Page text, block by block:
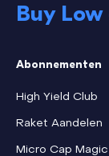
Buy Low
Abonnementen
High Yield Club
Raket Aandelen
Micro Cap Magic